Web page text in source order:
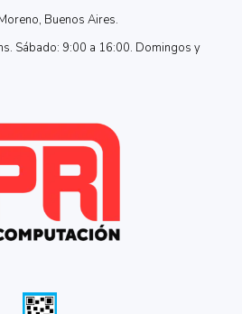
Buenos Aires.
Sábado: 9:00 a 16:00. Domingos y